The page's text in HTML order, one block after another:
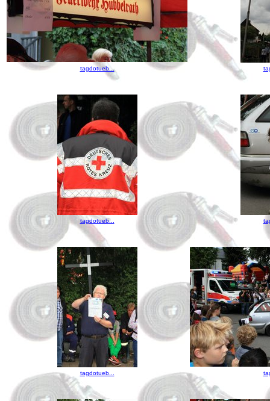
tagdotueb...
tagdotueb...
tagdotueb...